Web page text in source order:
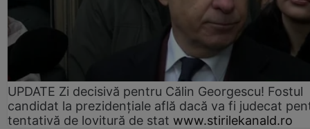
UPDATE Zi decisivă pentru Călin Georgescu! Fostul
candidat la prezidențiale află dacă va fi judecat
tentativă de lovitură de stat www.stirilekanald.ro